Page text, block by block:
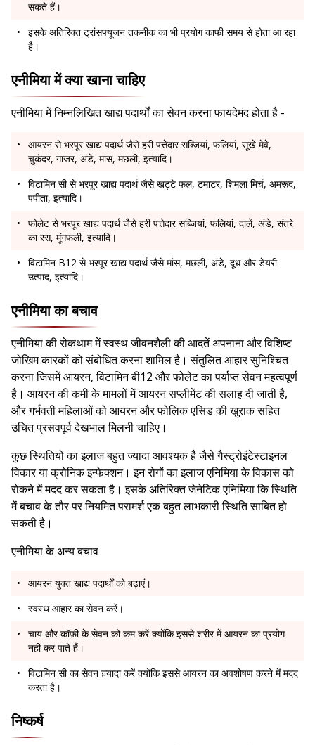
सकते हैं।
इसके अतिरिक्त ट्रांसफ्यूजन तकनीक का भी प्रयोग काफी समय से होता आ रहा
है।
एनीमिया में क्या खाना चाहिए
एनीमिया में निम्नलिखित खाद्य पदार्थों का सेवन करना फायदेमंद होता है -
आयरन से भरपूर खाद्य पदार्थ जैसे हरी पत्तेदार सब्जियां, फलियां, सूखे मेवे,
चुकंदर, गाजर, अंडे, मांस, मछली, इत्यादि।
विटामिन सी से भरपूर खाद्य पदार्थ जैसे खट्टे फल, टमाटर, शिमला मिर्च, अमरूद,
पपीता, इत्यादि।
फोलेट से भरपूर खाद्य पदार्थ जैसे हरी पत्तेदार सब्जियां, फलियां, दालें, अंडे, संतरे
का रस, मूंगफली, इत्यादि।
विटामिन B12 से भरपूर खाद्य पदार्थ जैसे मांस, मछली, अंडे, दूध और डेयरी
उत्पाद, इत्यादि।
एनीमिया का बचाव
एनीमिया की रोकथाम में स्वस्थ जीवनशैली की आदतें अपनाना और विशिष्ट
जोखिम कारकों को संबोधित करना शामिल है। संतुलित आहार सुनिश्चित
करना जिसमें आयरन, विटामिन बी12 और फोलेट का पर्याप्त सेवन महत्वपूर्ण
है। आयरन की कमी के मामलों में आयरन सप्लीमेंट की सलाह दी जाती है,
और गर्भवती महिलाओं को आयरन और फोलिक एसिड की खुराक सहित
उचित प्रसवपूर्व देखभाल मिलनी चाहिए।
कुछ स्थितियों का इलाज बहुत ज्यादा आवश्यक है जैसे गैस्ट्रोइंटेस्टाइनल
विकार या क्रोनिक इन्फेक्शन। इन रोगों का इलाज एनिमिया के विकास को
रोकने में मदद कर सकता है। इसके अतिरिक्त जेनेटिक एनिमिया कि स्थिति
में बचाव के तौर पर नियमित परामर्श एक बहुत लाभकारी स्थिति साबित हो
सकती है।
एनीमिया के अन्य बचाव
आयरन युक्त खाद्य पदार्थों को बढ़ाएं।
स्वस्थ आहार का सेवन करें।
चाय और कॉफ़ी के सेवन को कम करें क्योंकि इससे शरीर में आयरन का प्रयोग
नहीं कर पाते हैं।
विटामिन सी का सेवन ज़्यादा करें क्योंकि इससे आयरन का अवशोषण करने में मदद
करता है।
निष्कर्ष